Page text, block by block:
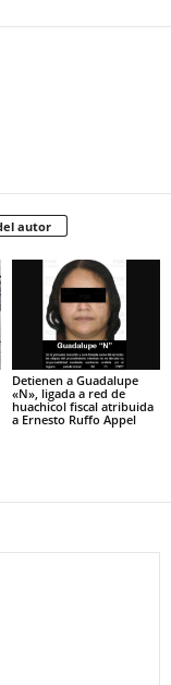
autor
Detienen a Guadalupe
«N», ligada a red de
huachicol fiscal atribuida
a Ernesto Ruffo Appel